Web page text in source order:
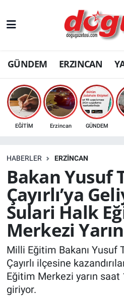
GÜNDEM ERZINCAN
EĞİTİM Erzincan GÜNDEM
HABERLER ERZINCAN
Bakan Yusuf
Çayırlı’ya
Sulari Halk
Merkezi
Milli Eğitim Bakanı Yusuf
Çayırlı ilçesine
Eğitim Merkezi yarın saat
giriyor.
ERZINCAN
GÜNDEM
ERZİNCAN
SAĞLIK
EKONOMİ
Bilim, teknoloji
GENEL
KÜLTÜR-SANAT
Yerel Haber